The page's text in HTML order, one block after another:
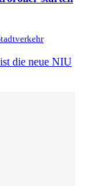
die neue NIU